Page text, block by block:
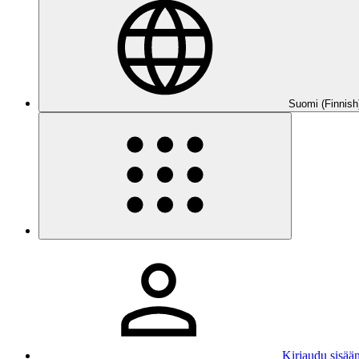
Suomi
Kirjaudu